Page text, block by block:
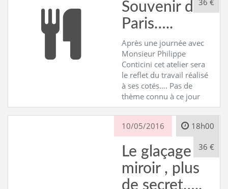
36 €
Souvenir de
Paris…..
Après une journée avec
Monsieur Philippe
Conticini cet atelier sera
le reflet du travail réalisé
à ses cotés…. Pas de
thème connu à ce jour
10/05/2016 18h00
36 €
Le glaçage
miroir , plus
de secret…..